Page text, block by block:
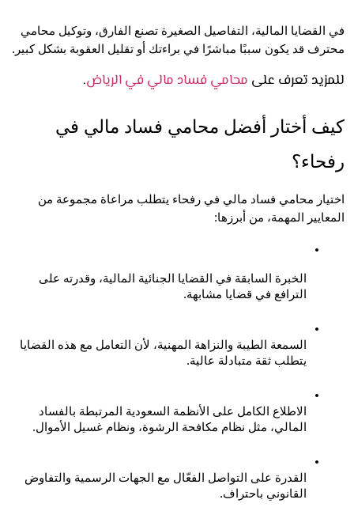
في القضايا المالية، التفاصيل الصغيرة تصنع الفارق، وتوكيل محامي
قد يكون سببًا مباشرًا في براءتك أو تقليل العقوبة بشكل كبير.
تعرف على محامي فساد مالي في الرياض.
كيف أختار أفضل محامي فساد مالي في
اختيار محامي فساد مالي في رفحاء يتطلب مراعاة مجموعة من
المهمة، من أبرزها:
الخبرة السابقة في القضايا الجنائية المالية، وقدرته على
الترافع في قضايا مشابهة.
السمعة الطيبة والنزاهة المهنية، لأن التعامل مع هذه القضايا
يتطلب ثقة متبادلة عالية.
الاطلاع الكامل على الأنظمة السعودية المرتبطة بالفساد
المالي، مثل نظام مكافحة الرشوة، ونظام غسيل الأموال.
القدرة على التواصل الفعّال مع الجهات الرسمية والتفاوض
القانوني باحتراف.